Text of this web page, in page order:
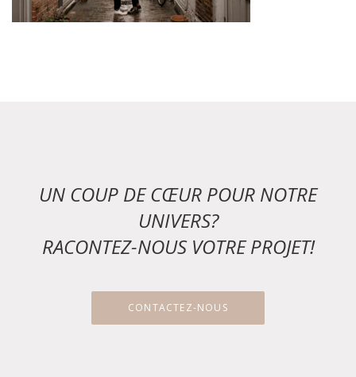
UN COUP DE CŒUR POUR NOTRE
UNIVERS?
RACONTEZ-NOUS VOTRE PROJET!
CONTACTEZ-NOUS